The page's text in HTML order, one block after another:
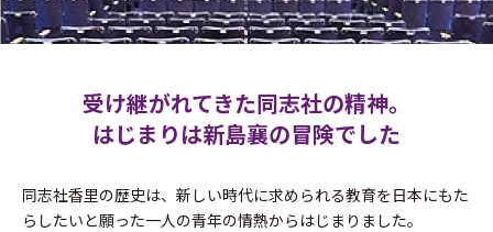
受け継がれてきた同志社の精神。
はじまりは新島襄の冒険でした
同志社香里の歴史は、新しい時代に求められる教育を日本にもた
らしたいと願った一人の青年の情熱からはじまりました。